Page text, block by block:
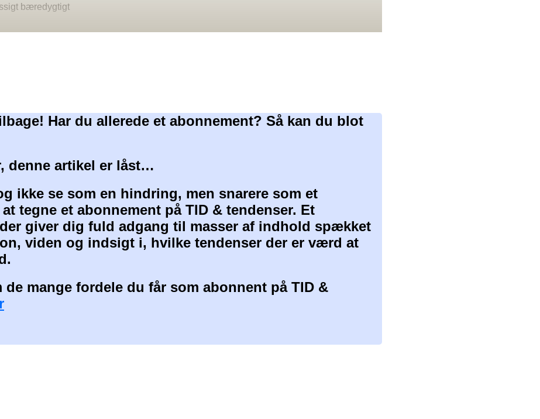
bæredygtigt
Har du allerede et abonnement? Så kan du blot
denne artikel er låst…
ikke se som en hindring, men snarere som et
tegne et abonnement på TID & tendenser. Et
giver dig fuld adgang til masser af indhold spækket
viden og indsigt i, hvilke tendenser der er værd at
mange fordele du får som abonnent på TID &